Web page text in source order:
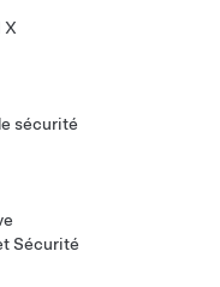
X
sécurité
Sécurité